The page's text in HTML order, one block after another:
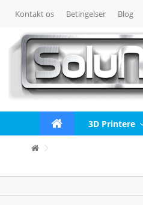
Betingelser Blog
Kontakt os
3D Printere